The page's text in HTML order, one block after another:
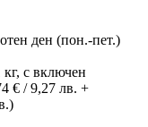
ден (пон.-пет.)
с включен
€ / 9,27 лв. +